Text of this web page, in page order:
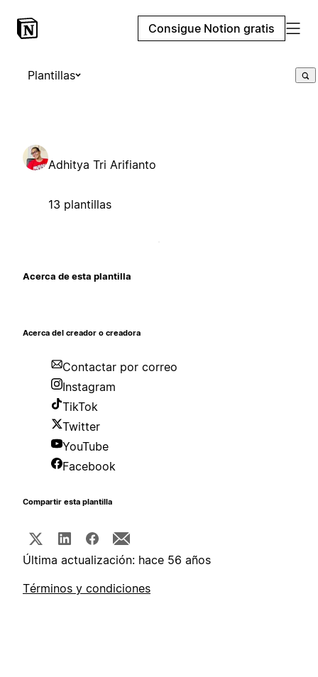
Consigue Notion gratis
Plantillas
Adhitya Tri Arifianto
13 plantillas
Acerca de esta plantilla
Acerca del creador o creadora
Contactar por correo
Instagram
TikTok
Twitter
YouTube
Facebook
Compartir esta plantilla
Última actualización: hace 56 años
Términos y condiciones